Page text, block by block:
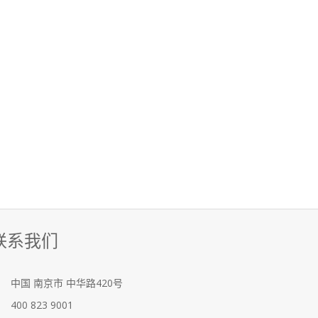
系我们
中国 南京市 中华路420号
400 823 9001